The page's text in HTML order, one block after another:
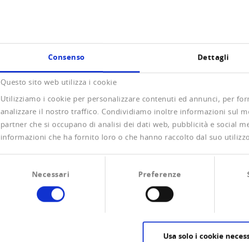
Consenso Dettagli
Questo sito web utilizza i cookie
Utilizziamo i cookie per personalizzare contenuti ed annunci, per
analizzare il nostro traffico. Condividiamo inoltre informazioni sul
partner che si occupano di analisi dei dati web, pubblicità e social
informazioni che ha fornito loro o che hanno raccolto dal suo
Necessari Preferenze
Usa solo i cookie